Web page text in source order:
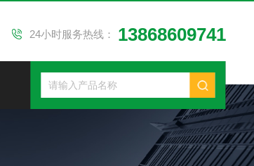
24小时服务热线： 13868609741